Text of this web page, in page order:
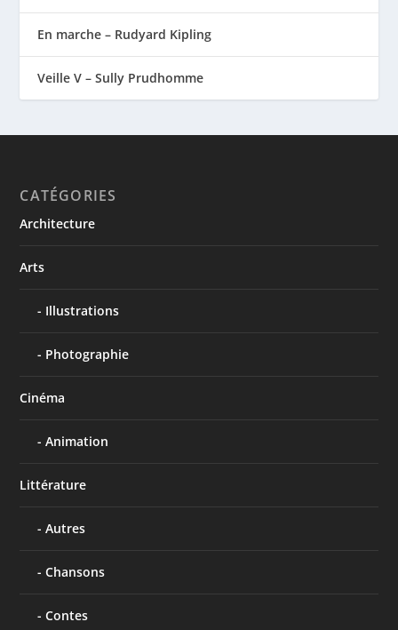
En marche – Rudyard Kipling
Veille V – Sully Prudhomme
CATÉGORIES
Architecture
Arts
Illustrations
Photographie
Cinéma
Animation
Littérature
Autres
Chansons
Contes